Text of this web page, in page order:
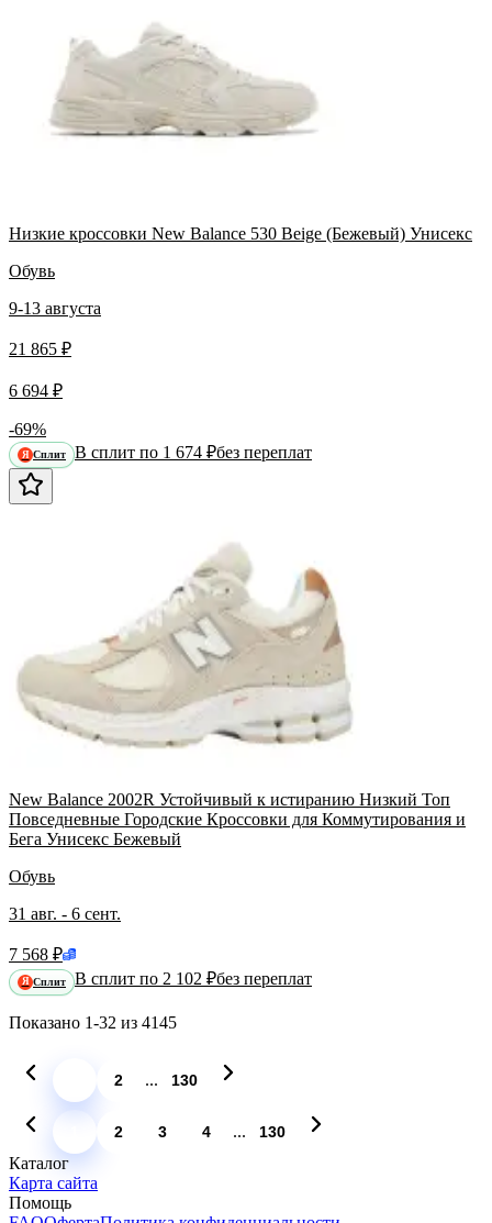
Низкие кроссовки New Balance 530 Beige (Бежевый) Унисекс
Обувь
9-13 августа
21 865 ₽
6 694 ₽
-69%
Я Сплит В сплит по 1 674 ₽без переплат
New Balance 2002R Устойчивый к истиранию Низкий Топ
Повседневные Городские Кроссовки для Коммутирования и
Бега Унисекс Бежевый
Обувь
31 авг. - 6 сент.
7 568 ₽
Я Сплит В сплит по 2 102 ₽без переплат
Показано 1-32 из 4145
2 ... 130
2 3 4 ... 130
Каталог
Карта сайта
Помощь